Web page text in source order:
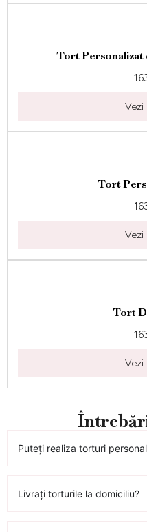
Tort Personalizat
Vezi
Tort
Vezi
Tort
Vezi
Puteți realiza torturi
Livrați torturile la domiciliu?